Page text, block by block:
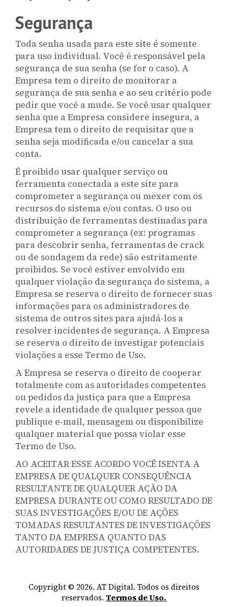
Segurança
Toda senha usada para este site é somente
para uso individual. Você é responsável pela
segurança de sua senha (se for o caso). A
Empresa tem o direito de monitorar a
segurança de sua senha e ao seu critério pode
pedir que você a mude. Se você usar qualquer
senha que a Empresa considere insegura, a
Empresa tem o direito de requisitar que a
senha seja modificada e/ou cancelar a sua
conta.
É proibido usar qualquer serviço ou
ferramenta conectada a este site para
comprometer a segurança ou mexer com os
recursos do sistema e/ou contas. O uso ou
distribuição de ferramentas destinadas para
comprometer a segurança (ex: programas
para descobrir senha, ferramentas de crack
ou de sondagem da rede) são estritamente
proibidos. Se você estiver envolvido em
qualquer violação da segurança do sistema, a
Empresa se reserva o direito de fornecer suas
informações para os administradores de
sistema de outros sites para ajudá-los a
resolver incidentes de segurança. A Empresa
se reserva o direito de investigar potenciais
violações a esse Termo de Uso.
A Empresa se reserva o direito de cooperar
totalmente com as autoridades competentes
ou pedidos da justiça para que a Empresa
revele a identidade de qualquer pessoa que
publique e-mail, mensagem ou disponibilize
qualquer material que possa violar esse
Termo de Uso.
AO ACEITAR ESSE ACORDO VOCÊ ISENTA A
EMPRESA DE QUALQUER CONSEQUÊNCIA
RESULTANTE DE QUALQUER AÇÃO DA
EMPRESA DURANTE OU COMO RESULTADO DE
SUAS INVESTIGAÇÕES E/OU DE AÇÕES
TOMADAS RESULTANTES DE INVESTIGAÇÕES
TANTO DA EMPRESA QUANTO DAS
AUTORIDADES DE JUSTIÇA COMPETENTES.
Copyright © 2026. AT Digital. Todos os direitos
reservados. Termos de Uso.